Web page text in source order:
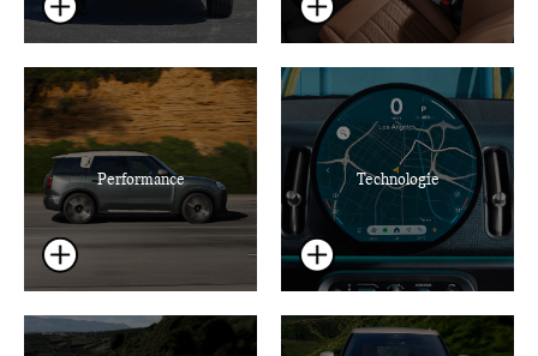
Performance Technologie